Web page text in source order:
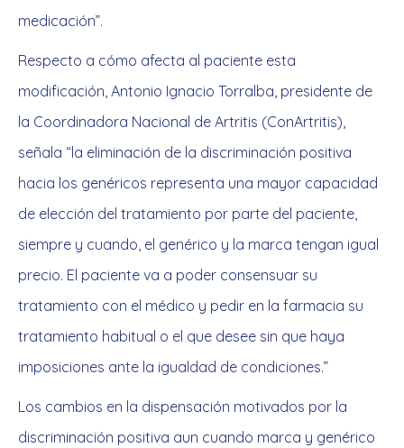
medicación”.
Respecto a cómo afecta al paciente esta
modificación, Antonio Ignacio Torralba, presidente de
la Coordinadora Nacional de Artritis (ConArtritis),
señala “la eliminación de la discriminación positiva
hacia los genéricos representa una mayor capacidad
de elección del tratamiento por parte del paciente,
siempre y cuando, el genérico y la marca tengan igual
precio. El paciente va a poder consensuar su
tratamiento con el médico y pedir en la farmacia su
tratamiento habitual o el que desee sin que haya
imposiciones ante la igualdad de condiciones.”
Los cambios en la dispensación motivados por la
discriminación positiva aun cuando marca y genérico